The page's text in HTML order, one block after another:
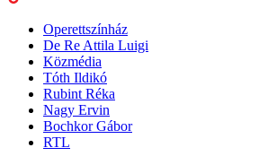
Operettszínház
De Re Attila Luigi
Közmédia
Tóth Ildikó
Rubint Réka
Nagy Ervin
Bochkor Gábor
RTL